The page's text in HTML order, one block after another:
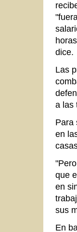
dice.
Las
a las
Para
en
que
en
sus
En